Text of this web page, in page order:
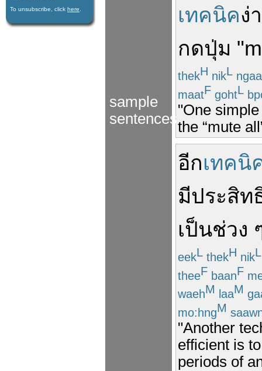
To unsubscribe, click here
sample
sentences
เทคนิคง่
กดปุ่ม "
thekH nikL
maatF gohtL
"One
the “mute
อีกเทคนิ
มีประสิท
เป็นช่วง
eekL thekH nikL
theeF baanF
waehM laaM
mo:hngM
"Another
efficient is
periods of